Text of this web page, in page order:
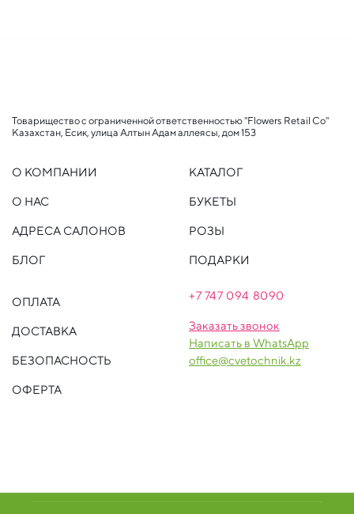
Товарищество с ограниченной ответственностью "Flowers Retail Co"
Казахстан, Есик, улица Алтын Адам аллеясы, дом 153
О КОМПАНИИ
О НАС
АДРЕСА САЛОНОВ
БЛОГ
КАТАЛОГ
БУКЕТЫ
РОЗЫ
ПОДАРКИ
ОПЛАТА
ДОСТАВКА
БЕЗОПАСНОСТЬ
ОФЕРТА
+7 747 094 8090
Заказать звонок
Написать в WhatsApp
office@cvetochnik.kz